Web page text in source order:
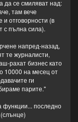
да се смиляват над:
там вече
и отговорности (в
с пълна сила).
напред-назад,
те журналисти,
рахат бизнес като
10000 на месец от
ги
парите."
функции... последно